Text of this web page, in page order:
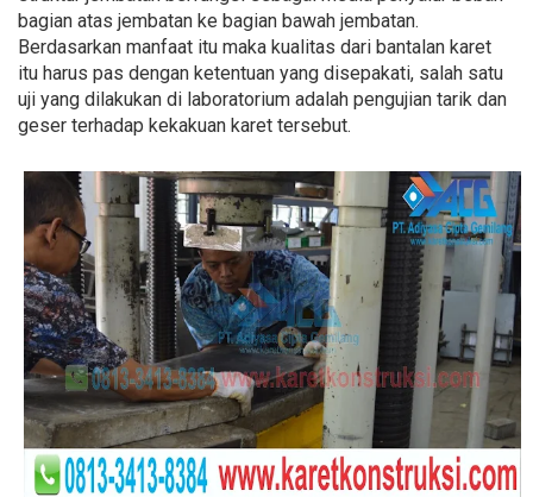
bagian atas jembatan ke bagian bawah jembatan.
Berdasarkan manfaat itu maka kualitas dari bantalan karet
itu harus pas dengan ketentuan yang disepakati, salah satu
uji yang dilakukan di laboratorium adalah pengujian tarik dan
geser terhadap kekakuan karet tersebut.